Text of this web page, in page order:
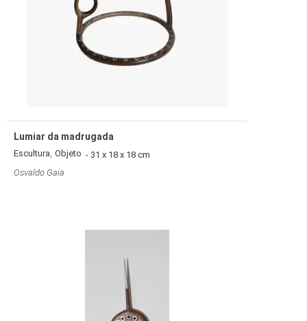
Lumiar da madrugada
Escultura, Objeto - 31 x 18 x 18 cm
Osvaldo Gaia